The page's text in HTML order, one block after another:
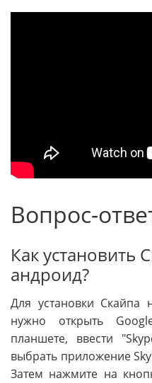
Вопрос-
Как установить
андроид?
Для установки
нужно открыть
планшете, ввести
выбрать приложение
Затем нажмите на